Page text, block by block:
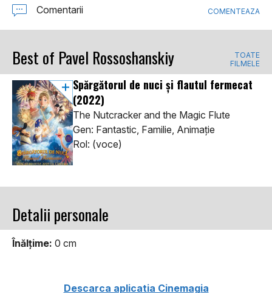
Comentarii COMENTEAZA
Best of Pavel Rossoshanskiy
TOATE
FILMELE
Spărgătorul de nuci și flautul fermecat
(2022)
The Nutcracker and the Magic Flute
Gen: Fantastic, Familie, Animaţie
Rol: (voce)
Detalii personale
Înălţime: 0 cm
Descarca aplicatia Cinemagia